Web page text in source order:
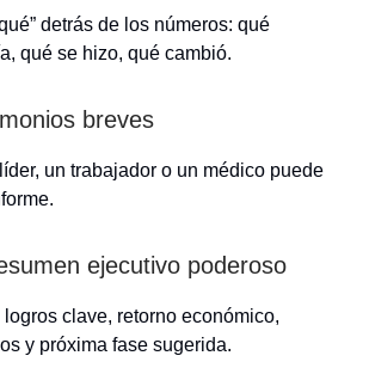
detrás de los números: qué
qué se hizo, qué cambió.
breves
un trabajador o un médico puede
ejecutivo poderoso
clave, retorno económico,
y próxima fase sugerida.